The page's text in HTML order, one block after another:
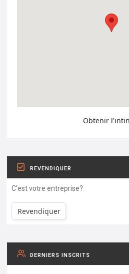
Obtenir
REVENDIQUER
C'est votre entreprise?
Revendiquer
DERNIERS INSCRITS